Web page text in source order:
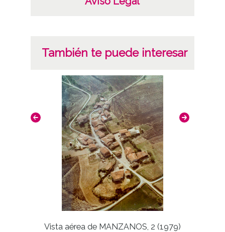
También te puede interesar
Vista aérea de MANZANOS, 2 (1979)